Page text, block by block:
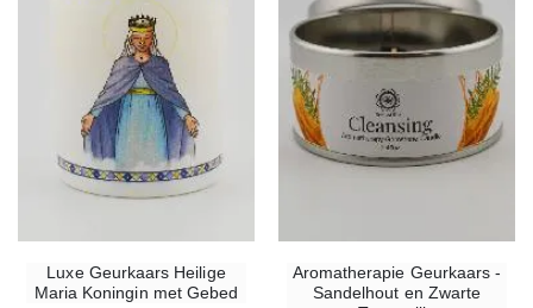
Luxe Geurkaars Heilige
Maria Koningin met Gebed
Aromatherapie Geurkaars -
Sandelhout en Zwarte